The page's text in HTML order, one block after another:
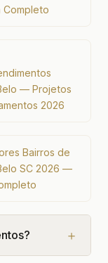
— Projetos
2026
Bairros de
SC 2026 —